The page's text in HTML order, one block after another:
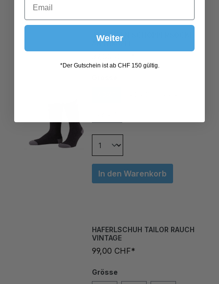
TRACHTEN SCHOPPERSOCKE
ANTHRAZIT
Grösse
In den Warenkorb
VINTAGE
99,00 CHF*
Weiter
*Der Gutschein ist ab CHF 150 gültig.